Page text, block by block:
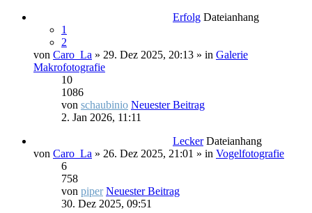
Erfolg Dateianhang
1
2
von Caro_La » 29. Dez 2025, 20:13 » in Galerie
Makrofotografie
10
1086
von schaubinio Neuester Beitrag
2. Jan 2026, 11:11
Lecker Dateianhang
von Caro_La » 26. Dez 2025, 21:01 » in Vogelfotografie
6
758
von piper Neuester Beitrag
30. Dez 2025, 09:51